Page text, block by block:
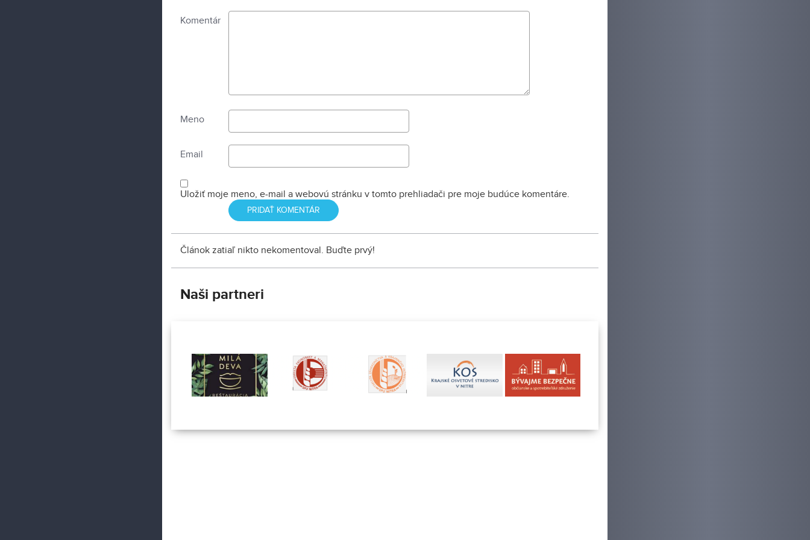
Komentár
Meno
Email
Uložiť moje meno, e-mail a webovú stránku v tomto prehliadači pre moje budúce komentáre.
Článok zatiaľ nikto nekomentoval. Buďte prvý!
Naši partneri